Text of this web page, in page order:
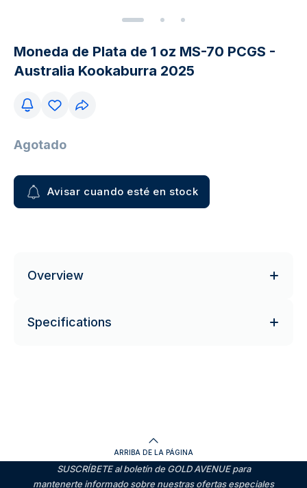
Moneda de Plata de 1 oz MS-70 PCGS -
Australia Kookaburra 2025
Agotado
Avisar cuando esté en stock
Overview
Specifications
ARRIBA DE LA PÁGINA
SUSCRÍBETE al boletín de GOLD AVENUE para
mantenerte informado sobre nuestras ofertas especiales